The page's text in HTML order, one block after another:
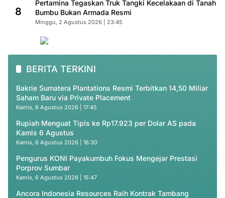
8
Pertamina Tegaskan Truk Tangki Kecelakaan di Tanah
Bumbu Bukan Armada Resmi
Minggu, 2 Agustus 2026 | 23:45
BERITA TERKINI
Bakrie Sumatera Plantations Resmi Terbitkan 14,50 Miliar
Saham Baru via Private Placement
Kamis, 6 Agustus 2026 | 17:45
Rupiah Menguat Tipis ke Rp17.923 per Dolar AS pada
Kamis 6 Agustus
Kamis, 6 Agustus 2026 | 16:30
Pengurus KONI Payakumbuh Fokus Mengejar Prestasi
Porprov Sumbar
Kamis, 6 Agustus 2026 | 15:47
Ancora Indonesia Resources Raih Kontrak Tambang